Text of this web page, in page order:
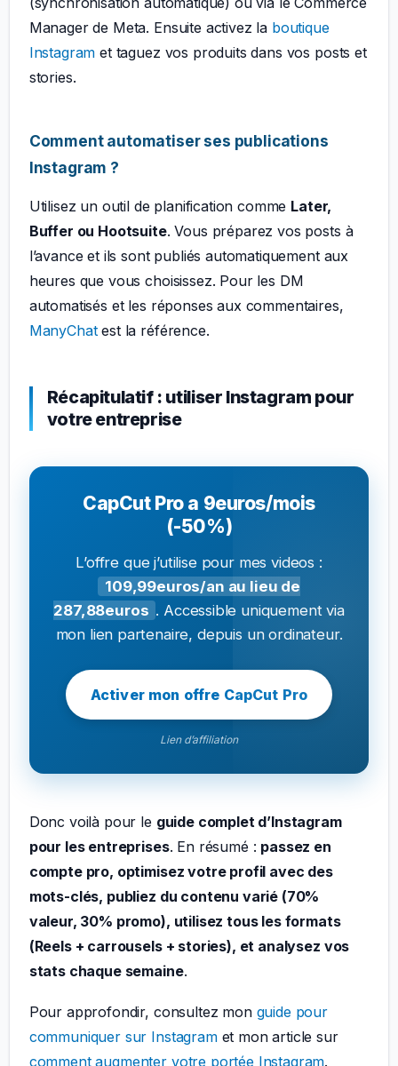
Manager de Meta. Ensuite activez la boutique
Instagram et taguez vos produits dans vos posts et
stories.
Comment automatiser ses publications
Instagram ?
Utilisez un outil de planification comme Later,
Buffer ou Hootsuite. Vous préparez vos posts à
l’avance et ils sont publiés automatiquement aux
heures que vous choisissez. Pour les DM
automatisés et les réponses aux commentaires,
ManyChatest la référence.
Récapitulatif : utiliser Instagram pour
votre entreprise
CapCut Pro a 9euros/mois
(-50%)
L’offre que j’utilise pour mes videos :
109,99euros/an au lieu de
287,88euros . Accessible uniquement via
mon lien partenaire, depuis un ordinateur.
Activer mon offre CapCut Pro
Lien d’affiliation
Donc voilà pour le guide complet d’Instagram
pour les entreprises. En résumé : passez en
compte pro, optimisez votre profil avec des
mots-clés, publiez du contenu varié (70%
valeur, 30% promo), utilisez tous les formats
(Reels + carrousels + stories), et analysez vos
stats chaque semaine.
Pour approfondir, consultez mon guide pour
communiquer sur Instagramet mon article sur
comment augmenter votre portée Instagram.